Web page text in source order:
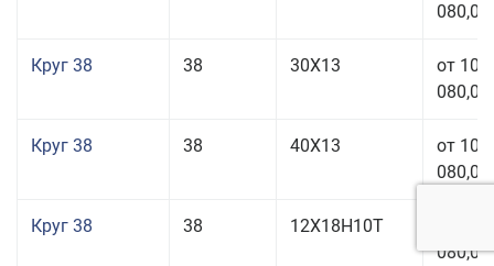
080,00
Круг 38 38 30Х13
от 101
080,00
Круг 38 38 40Х13
от 101
080,00
Круг 38 38 12Х18Н10Т
080,00